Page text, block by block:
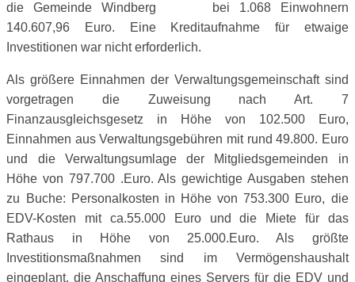
die Gemeinde Windberg bei 1.068 Einwohnern
140.607,96 Euro. Eine Kreditaufnahme für etwaige
Investitionen war nicht erforderlich.
Als größere Einnahmen der Verwaltungsgemeinschaft sind
vorgetragen die Zuweisung nach Art. 7
Finanzausgleichsgesetz in Höhe von 102.500 Euro,
Einnahmen aus Verwaltungsgebühren mit rund 49.800. Euro
und die Verwaltungsumlage der Mitgliedsgemeinden in
Höhe von 797.700 .Euro. Als gewichtige Ausgaben stehen
zu Buche: Personalkosten in Höhe von 753.300 Euro, die
EDV-Kosten mit ca.55.000 Euro und die Miete für das
Rathaus in Höhe von 25.000.Euro. Als größte
Investitionsmaßnahmen sind im Vermögenshaushalt
eingeplant, die Anschaffung eines Servers für die EDV und